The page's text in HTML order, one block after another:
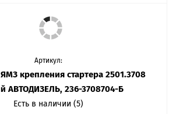
Артикул:
крепления стартера 2501.3708
АВТОДИЗЕЛЬ, 236-3708704-Б
Есть в наличии (5)